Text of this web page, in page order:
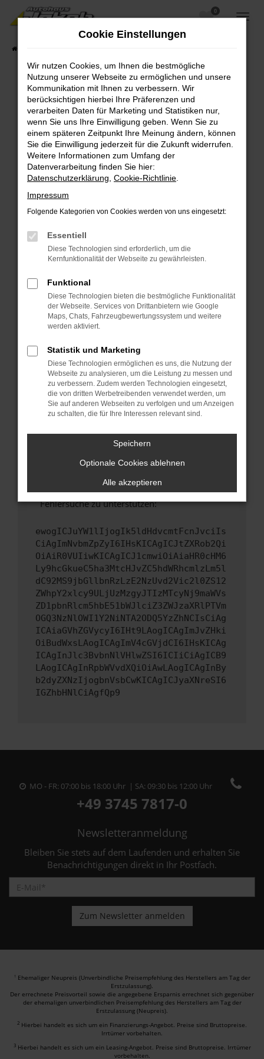
Zum
Hauptinhalt
0
Fehler: Network Error
Beim Laden ist ein Fehler aufgetreten.
Hier sind ein paar Tipps, die dir helfen können:
Überprüfe deine Firewall und deine
Internetverbindung.
Laden andere Webseiten, zum Beispiel deine
Suchmaschine?
Prüfe deine Browsererweiterungen.
Manche Erweiterungen, wie Werbeblocker,
können das Laden bestimmter Seiten
verhindern. Funktioniert die Seite in einem
Fenster?
Starte dein Gerät neu.
Das kann manchmal helfen, vorübergehende
Probleme zu beheben.
Betriebssystem auf dem neuesten Stand
sind.
Veraltete Software birgt nicht nur ein
Sicherheitsrisiko, sondern kann auch dazu
führen, dass bestimmte Funktionen nicht mehr
unterstützt werden.
Wende dich an den Webseitenbetreiber.
Wenn du alle oben genannten Schritte versucht
hast, kontaktiere uns bitte. Wir werden
versuchen, das Problem zu beheben. Du kannst
uns diesen Text schicken, um uns bei der
Fehlersuche zu unterstützen:
ewogICJuYW1lIjogIk5ldHdvcmtFcnJvciIs
CiAgImNvbmZpZyI6IHsKICAgICJtZXRob2Qi
OiAiR0VUIiwKICAgICJ1cmwiOiAiaHR0cHM6
Ly9hcGkueC5ha3MtcHJvZC5hdWRhcmlzLm5l
dC92MS9jbGllbnRzLzE2NzUvd2Vic2l0ZS12
ZWhpY2xlcy9ULjUzMzgyJTIzMTcyNj9maWVs
ZD1pbnRlcm5hbE51bWJlciZ3ZWJzaXRlPTVm
OGQ3NzNlOWI1Y2NiNTA2ODQ5YzZhNCIsCiAg
ICAiaGVhZGVycyI6IHt9LAogICAgImJvZHki
OiBudWxsLAogICAgImV4cGVjdCI6IHsKICAg
ICAgInJlc3BvbnNlVHlwZSI6ICIiCiAgICB9
LAogICAgInRpbWVvdXQiOiAwLAogICAgInBy
b2dyZXNzIjogbnVsbCwKICAgICJyaXNreSI6
IGZhbHNlCiAgfQp9
MO - FR: 07:00 bis 18:00 Uhr | SA: 09:30 bis 12:00 Uhr
+49 3745 7817-0
Newsletteranmeldung
Bleiben Sie stets auf dem Laufenden und erhalten Sie
Benachrichtigungen direkt in Ihr Postfach.
1 Ehemaliger Neupreis (Unverbindliche Preisempfehlung des Herstellers am Tag der
Erstzulassung).
Der errechnete Preisvorteil sowie die angegebene Ersparnis errechnet sich gegenüber
der ehemaligen unverbindlichen Preisempfehlung des Herstellers am Tag der
Erstzulassung (Neupreis).
2 Hierbei handelt es sich um ein Finanzierungs-Angebot. Preise sind Bruttopreise.
Irrtümer vorbehalten.
3 Hierbei handelt es sich um ein Leasing-Angebot. Preise sind Bruttopreise. Irrtümer
vorbehalten.
Cookie Einstellungen
Wir nutzen Cookies, um Ihnen die bestmögliche
Nutzung unserer Webseite zu ermöglichen und unsere
Kommunikation mit Ihnen zu verbessern. Wir
berücksichtigen hierbei Ihre Präferenzen und
verarbeiten Daten für Marketing und Statistiken nur,
wenn Sie uns Ihre Einwilligung geben. Wenn Sie zu
einem späteren Zeitpunkt Ihre Meinung ändern, können
Sie die Einwilligung jederzeit für die Zukunft widerrufen.
Weitere Informationen zum Umfang der
Datenverarbeitung finden Sie hier:
Datenschutzerklärung Cookie-Richtlinie
Impressum
Folgende Kategorien von Cookies werden von uns eingesetzt:
Essentiell
Diese Technologien sind erforderlich, um die
Kernfunktionalität der Webseite zu gewährleisten.
Funktional
Diese Technologien bieten die bestmögliche Funktionalität
der Webseite. Services von Drittanbietern wie Google
Maps, Chats, Fahrzeugbewertungssystem und weitere
werden aktiviert.
Statistik und Marketing
Diese Technologien ermöglichen es uns, die Nutzung der
Webseite zu analysieren, um die Leistung zu messen und
zu verbessern. Zudem werden Technologien eingesetzt,
die von dritten Werbetreibenden verwendet werden, um
Sie auf anderen Webseiten zu verfolgen und um Anzeigen
zu schalten, die für Ihre Interessen relevant sind.
Speichern
Optionale Cookies ablehnen
Alle akzeptieren